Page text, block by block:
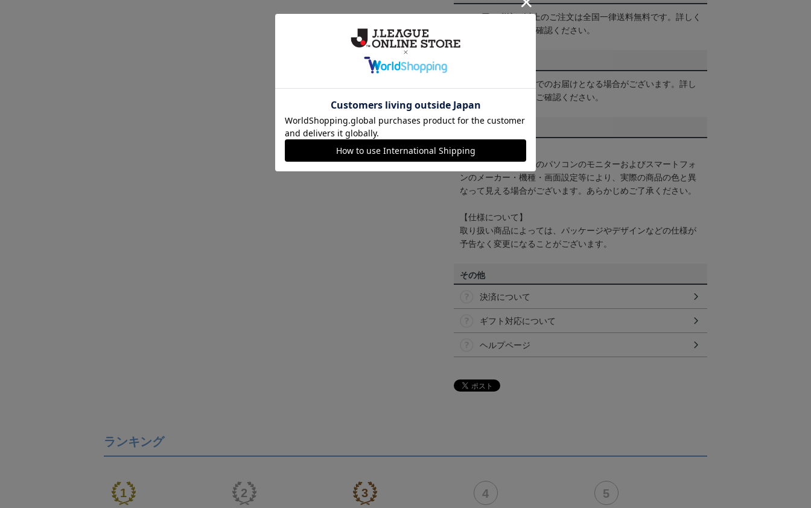
3,980円（税込）以上のご注文は全国一律送料無料です。詳しく
をご確認ください。
一部商品はメール便でのお届けとなる場合がございます。詳し
をご確認ください。
【カラーについて】
商品画像は、お使いのパソコンのモニターおよびスマートフォ
ンのメーカー・機種・画面設定等により、実際の商品の色と異
なって見える場合がございます。あらかじめご了承ください。
【仕様について】
取り扱い商品によっては、パッケージやデザインなどの仕様が
予告なく変更になることがございます。
その他
決済について
ギフト対応について
ヘルプページ
ランキング